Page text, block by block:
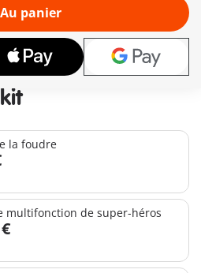
Au panier
la foudre
multifonction de super-héros